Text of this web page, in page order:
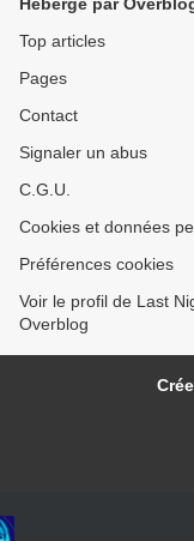
Top articles
Pages
Contact
Signaler un abus
C.G.U.
Cookies et données
Préférences cookies
Voir le profil de Last
Overblog